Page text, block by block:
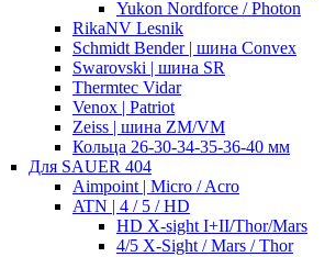
Yukon Nordforce / Photon
RikaNV Lesnik
Schmidt Bender | шина Convex
Swarovski | шина SR
Thermtec Vidar
Venox | Patriot
Zeiss | шина ZM/VM
Кольца 26-30-34-35-36-40 мм
Для SAUER 404
Aimpoint | Micro / Acro
ATN | 4 / 5 / HD
HD X-sight I+II/Thor/Mars
4/5 X-Sight / Mars / Thor